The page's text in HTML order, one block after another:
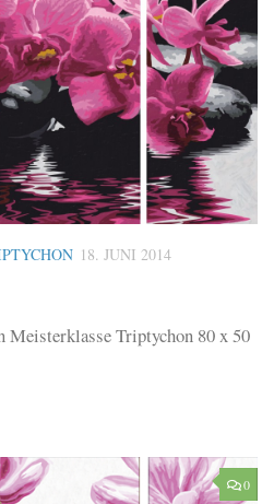
18. JUNI 2014
Meisterklasse Triptychon 80 x 50
0